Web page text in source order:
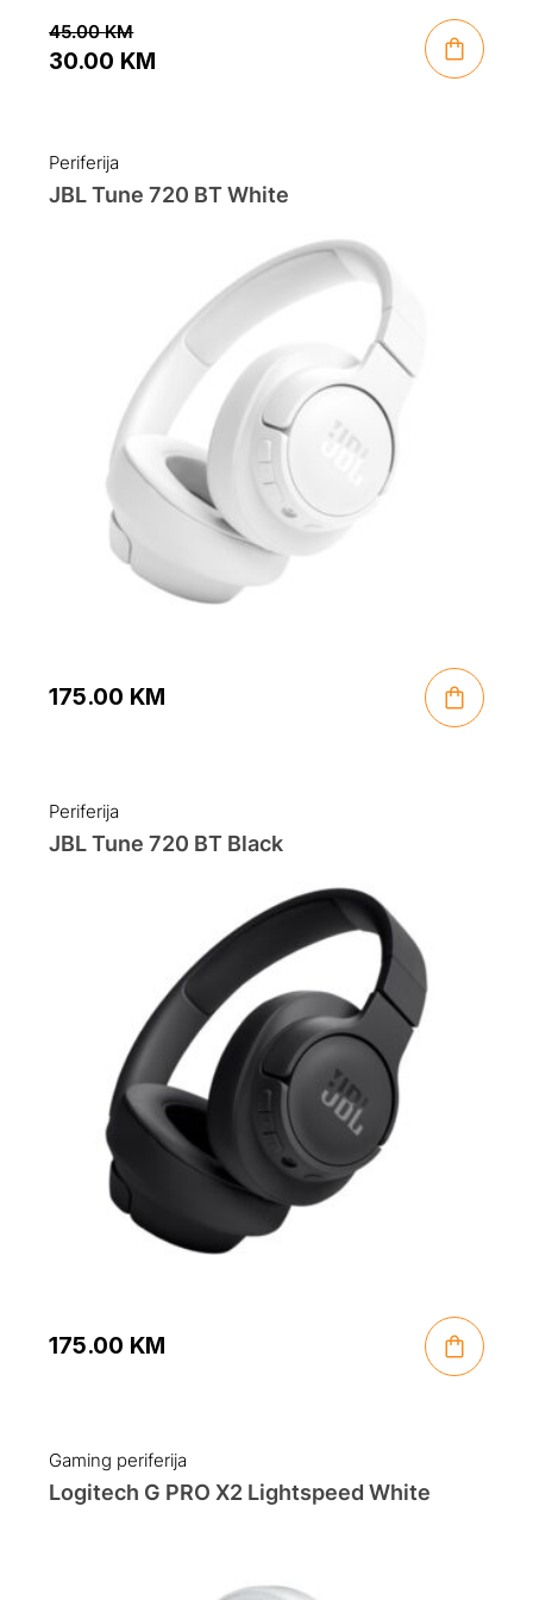
45.00KM
was:
45.00 KM.
30.00 KM
is:
30.00 KM.
Periferija
JBL Tune 720 BT White
175.00 KM
Periferija
JBL Tune 720 BT Black
175.00 KM
Gaming periferija
Logitech G PRO X2 Lightspeed White